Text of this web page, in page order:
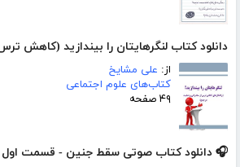
دانلود کتاب لنگرهایتان را بیندازید (کاهش
از: علی مشایخ
کتاب‌های علوم اجتماعی
۴۹ صفحه
🎧 دانلود کتاب صوتی سقط جنین - قسمت اول